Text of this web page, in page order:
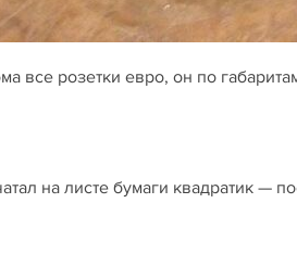
все розетки евро, он по
на листе бумаги квадратик —